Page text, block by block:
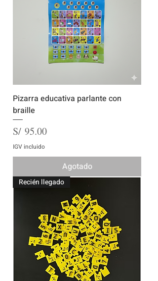
Pizarra educativa parlante con
braille
Precio
S/ 95.00
IGV incluido
Agotado
Recién llegado